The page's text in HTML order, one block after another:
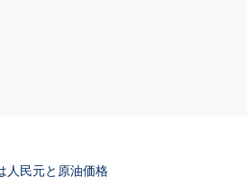
人民元と原油価格